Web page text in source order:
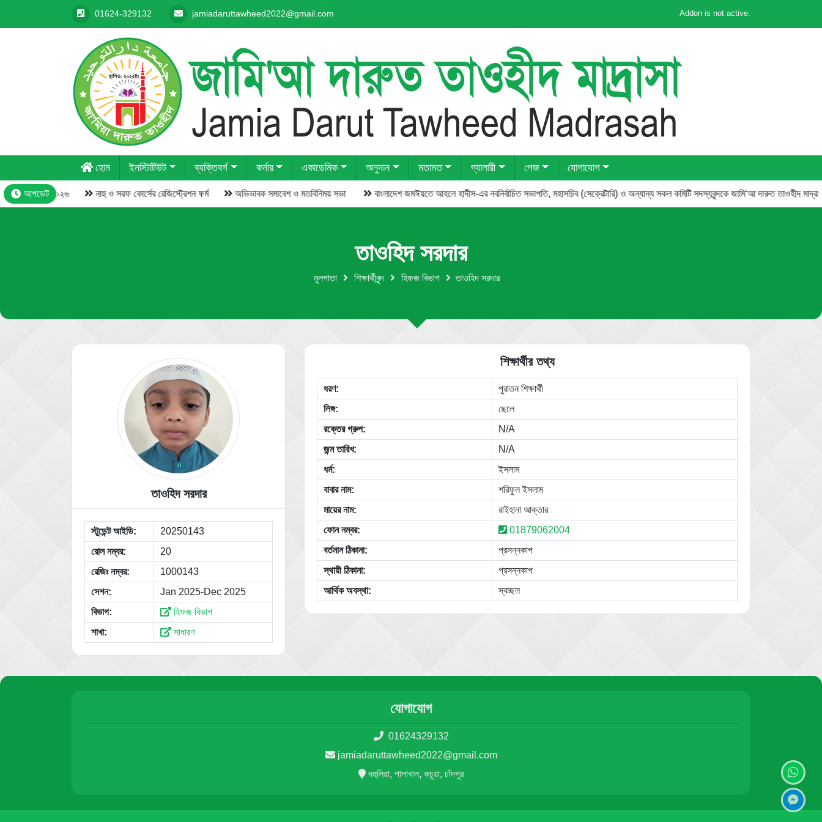
01624-329132 jamiadaruttawheed2022@gmail.com Addon is not active.
হোম ইনস্টিটিউট ব্যক্তিবর্গ কর্নার একাডেমিক অনুদান মতামত গ্যালারী পেজ যোগাযোগ
আপডেট
বিতরণী- ২০২৬ নাহু ও সরফ কোর্সের রেজিস্ট্রেশন ফর্ম অভিভাবক সমাবেশ ও মতবিনিময় সভা
তাওহিদ সরদার
মুলপাতা শিক্ষার্থীবৃন্দ হিফজ বিভাগ তাওহিদ সরদার
তাওহিদ সরদার
স্টুডেন্ট আইডি:
20250143
রোল নম্বর:
20
রেজিঃ নম্বর:
1000143
সেশন:
Jan 2025-Dec 2025
বিভাগ:
হিফজ বিভাগ
শাখা:
সাধারণ
শিক্ষার্থীর তথ্য
ধরণ:
পুরাতন শিক্ষার্থী
লিঙ্গ:
ছেলে
রক্তের গ্রুপ:
N/A
জন্ম তারিখ:
N/A
ধর্ম:
ইসলাম
বাবার নাম:
শরিফুল ইসলাম
মায়ের নাম:
রাইহানা আক্তার
ফোন নম্বর:
01879062004
বর্তমান ঠিকানা:
প্রসন্নকাপ
স্থায়ী ঠিকানা:
প্রসন্নকাপ
আর্থিক অবস্থা:
স্বচ্ছল
যোগাযোগ
01624329132
jamiadaruttawheed2022@gmail.com
দহুলিয়া, পালাখাল, কচুয়া, চাঁদপুর